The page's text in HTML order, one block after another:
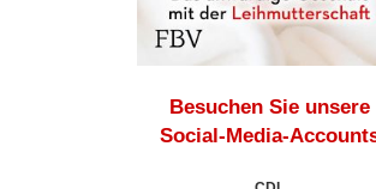
Besuchen Sie unsere
Social-Media-